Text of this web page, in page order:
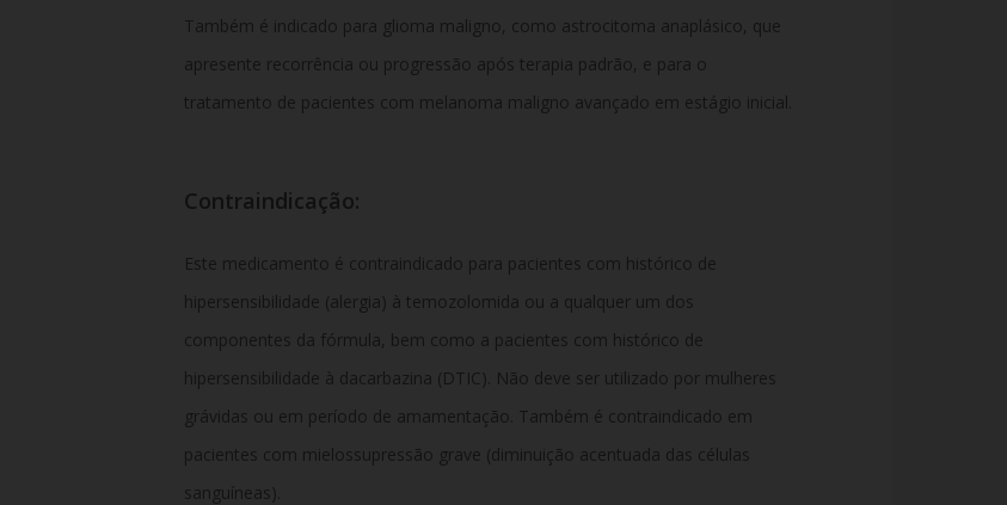
Também é indicado para glioma maligno, como astrocitoma anaplásico, que
apresente recorrência ou progressão após terapia padrão, e para o
tratamento de pacientes com melanoma maligno avançado em estágio inicial.
Contraindicação:
Este medicamento é contraindicado para pacientes com histórico de
hipersensibilidade (alergia) à temozolomida ou a qualquer um dos
componentes da fórmula, bem como a pacientes com histórico de
hipersensibilidade à dacarbazina (DTIC). Não deve ser utilizado por mulheres
grávidas ou em período de amamentação. Também é contraindicado em
pacientes com mielossupressão grave (diminuição acentuada das células
sanguíneas).